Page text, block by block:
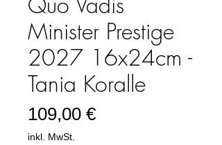
Minister Prestige
2027 16x24cm -
Tania Koralle
109,00 €Preis
inkl. MwSt.